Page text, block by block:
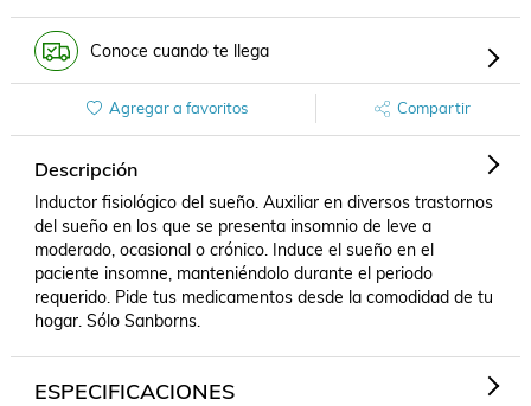
Conoce cuando te llega
Agregar a favoritos Compartir
Descripción
Inductor fisiológico del sueño. Auxiliar en diversos trastornos
del sueño en los que se presenta insomnio de leve a
moderado, ocasional o crónico. Induce el sueño en el
paciente insomne, manteniéndolo durante el periodo
requerido. Pide tus medicamentos desde la comodidad de tu
hogar. Sólo Sanborns.
ESPECIFICACIONES